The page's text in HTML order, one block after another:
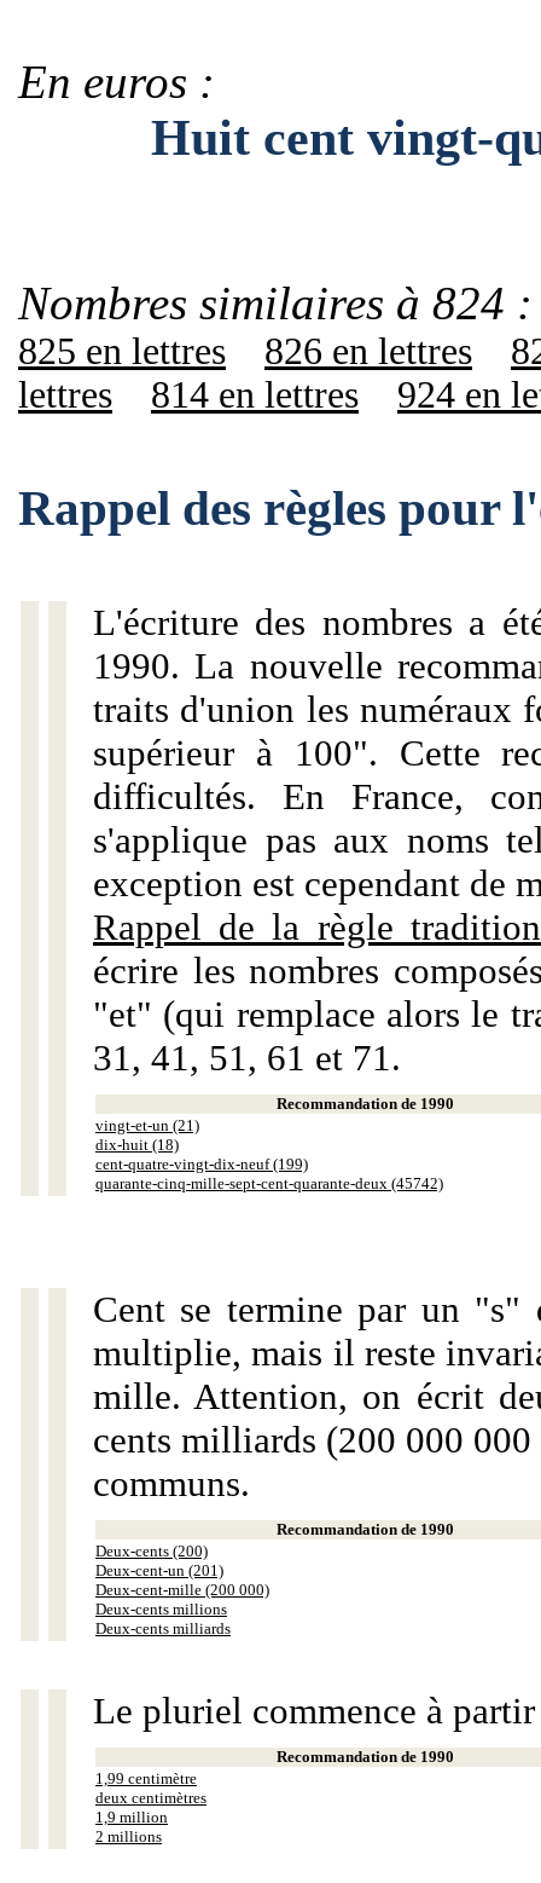
En euros :
Huit cent vingt-
Nombres similaires à 824 :
825 en lettres 826 en lettres
lettres
814 en lettres 924 en
Rappel des règles pour
L'écriture des nombres a
1990. La nouvelle
traits d'union les numéraux
supérieur à 100". Cette
difficultés. En France,
s'applique pas aux noms
exception est cependant de
Rappel de la règle
écrire les nombres
"et" (qui remplace alors le
31, 41, 51, 61 et 71.
Recommandation de 1990
vingt-et-un (21)
dix-huit (18)
cent-quatre-vingt-dix-neuf (199)
quarante-cinq-mille-sept-cent-quarante-deux (45742)
Cent se termine par un "s"
multiplie, mais il reste
mille. Attention, on écrit
cents milliards (200 000
communs.
Recommandation de 1990
Deux-cents (200)
Deux-cent-un (201)
Deux-cent-mille (200 000)
Deux-cents millions
Deux-cents milliards
Le pluriel commence à
Recommandation de 1990
1,99 centimètre
deux centimètres
1,9 million
2 millions